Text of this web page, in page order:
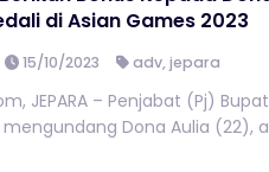
di Asian Games 2023
15/10/2023 adv,jepara
JEPARA – Penjabat (Pj)
Dona Aulia (22),